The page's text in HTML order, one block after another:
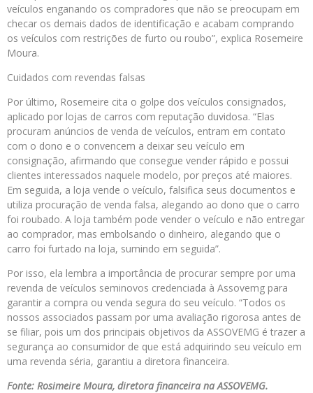
veículos enganando os compradores que não se preocupam em
checar os demais dados de identificação e acabam comprando
os veículos com restrições de furto ou roubo”, explica Rosemeire
Moura.
Cuidados com revendas falsas
Por último, Rosemeire cita o golpe dos veículos consignados,
aplicado por lojas de carros com reputação duvidosa. “Elas
procuram anúncios de venda de veículos, entram em contato
com o dono e o convencem a deixar seu veículo em
consignação, afirmando que consegue vender rápido e possui
clientes interessados naquele modelo, por preços até maiores.
Em seguida, a loja vende o veículo, falsifica seus documentos e
utiliza procuração de venda falsa, alegando ao dono que o carro
foi roubado. A loja também pode vender o veículo e não entregar
ao comprador, mas embolsando o dinheiro, alegando que o
carro foi furtado na loja, sumindo em seguida”.
Por isso, ela lembra a importância de procurar sempre por uma
revenda de veículos seminovos credenciada à Assovemg para
garantir a compra ou venda segura do seu veículo. “Todos os
nossos associados passam por uma avaliação rigorosa antes de
se filiar, pois um dos principais objetivos da ASSOVEMG é trazer a
segurança ao consumidor de que está adquirindo seu veículo em
uma revenda séria, garantiu a diretora financeira.
Fonte: Rosimeire Moura, diretora financeira na ASSOVEMG.